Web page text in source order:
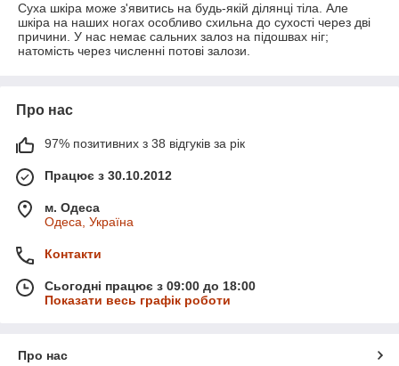
Суха шкіра може з'явитись на будь-якій ділянці тіла. Але
шкіра на наших ногах особливо схильна до сухості через дві
причини. У нас немає сальних залоз на підошвах ніг;
натомість через численні потові залози.
Про нас
97% позитивних з 38 відгуків за рік
Працює з 30.10.2012
м. Одеса
Одеса, Україна
Контакти
Сьогодні працює з 09:00 до 18:00
Показати весь графік роботи
Про нас